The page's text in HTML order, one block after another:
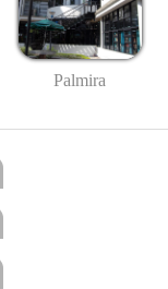
Palmira